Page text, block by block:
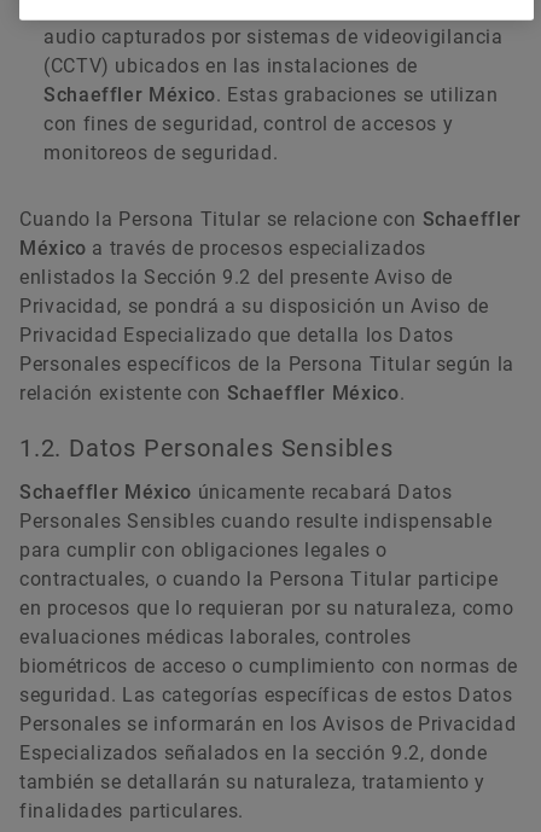
audio capturados por sistemas de videovigilancia
(CCTV) ubicados en las instalaciones de
Schaeffler México. Estas grabaciones se utilizan
con fines de seguridad, control de accesos y
monitoreos de seguridad.
Cuando la Persona Titular se relacione con Schaeffler
México a través de procesos especializados
enlistados la Sección 9.2 del presente Aviso de
Privacidad, se pondrá a su disposición un Aviso de
Privacidad Especializado que detalla los Datos
Personales específicos de la Persona Titular según la
relación existente con Schaeffler México.
1.2. Datos Personales Sensibles
Schaeffler México únicamente recabará Datos
Personales Sensibles cuando resulte indispensable
para cumplir con obligaciones legales o
contractuales, o cuando la Persona Titular participe
en procesos que lo requieran por su naturaleza, como
evaluaciones médicas laborales, controles
biométricos de acceso o cumplimiento con normas de
seguridad. Las categorías específicas de estos Datos
Personales se informarán en los Avisos de Privacidad
Especializados señalados en la sección 9.2, donde
también se detallarán su naturaleza, tratamiento y
finalidades particulares.